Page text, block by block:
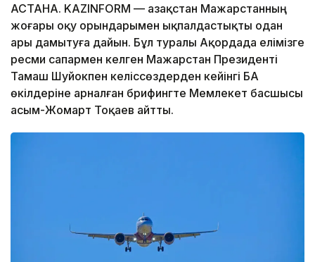
АСТАНА. KAZINFORM — Қазақстан Мажарстанның
жоғары оқу орындарымен ықпалдастықты одан
ары дамытуға дайын. Бұл туралы Ақордада елімізге
ресми сапармен келген Мажарстан Президенті
Тамаш Шуйокпен келіссөздерден кейінгі БАҚ
өкілдеріне арналған брифингте Мемлекет басшысы
Қасым-Жомарт Тоқаев айтты.